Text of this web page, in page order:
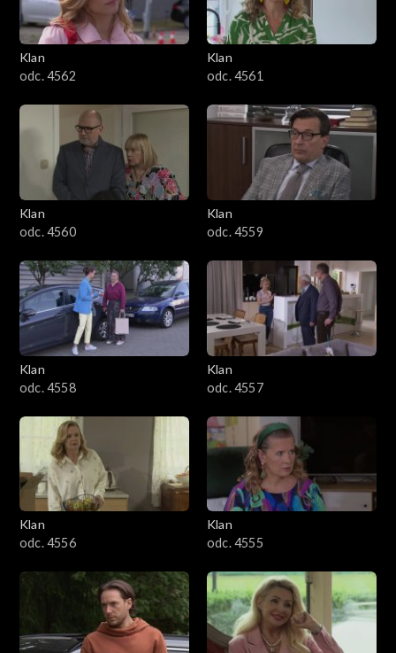
Klan
odc. 4562
Klan
odc. 4561
Klan
odc. 4560
Klan
odc. 4559
Klan
odc. 4558
Klan
odc. 4557
Klan
odc. 4556
Klan
odc. 4555